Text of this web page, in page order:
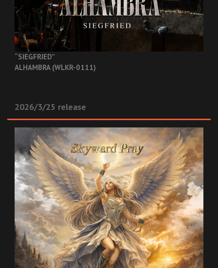
“SIEGFRIED”
ALHAMBRA (WLKR-0111)
2026/3/25 release